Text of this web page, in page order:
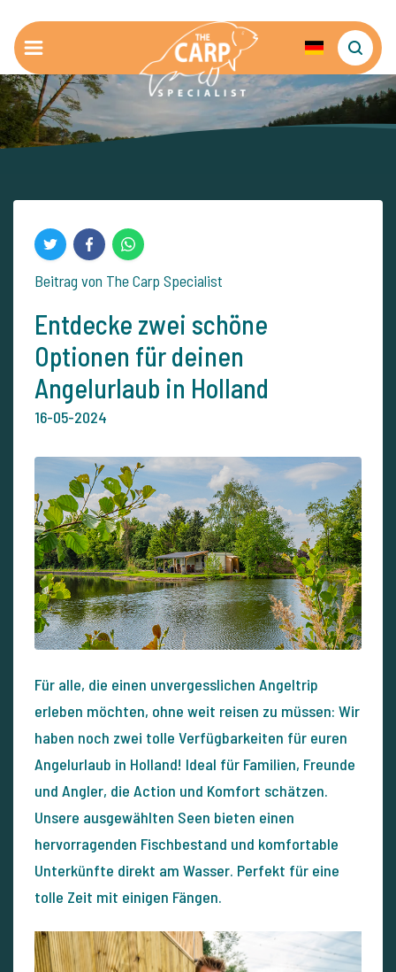
Beitrag von The Carp Specialist
Entdecke zwei schöne
Optionen für deinen
Angelurlaub in Holland
16-05-2024
Für alle, die einen unvergesslichen Angeltrip
erleben möchten, ohne weit reisen zu müssen: Wir
haben noch zwei tolle Verfügbarkeiten für euren
Angelurlaub in Holland! Ideal für Familien, Freunde
und Angler, die Action und Komfort schätzen.
Unsere ausgewählten Seen bieten einen
hervorragenden Fischbestand und komfortable
Unterkünfte direkt am Wasser. Perfekt für eine
tolle Zeit mit einigen Fängen.